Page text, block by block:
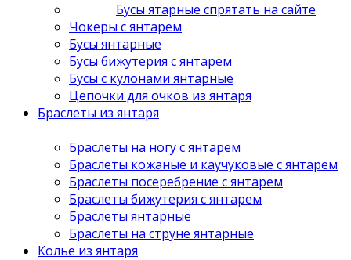
Бусы ятарные спрятать на сайте
Чокеры с янтарем
Бусы янтарные
Бусы бижутерия с янтарем
Бусы с кулонами янтарные
Цепочки для очков из янтаря
Браслеты из янтаря
Браслеты на ногу с янтарем
Браслеты кожаные и каучуковые с янтарем
Браслеты посеребрение с янтарем
Браслеты бижутерия с янтарем
Браслеты янтарные
Браслеты на струне янтарные
Колье из янтаря